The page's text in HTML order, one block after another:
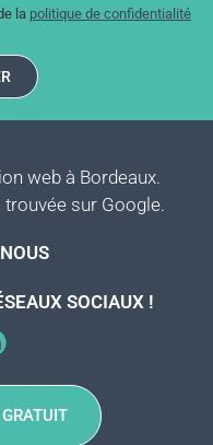
la politique de confidentialité
web à Bordeaux.
sur Google.
SOCIAUX !